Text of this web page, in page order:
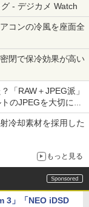
- デジカメ Watch
コンの冷風を座面全
閉で保冷効果が高い
「RAW＋JPEG派」
のJPEGを大切にす
冷却素材を採用した
もっと見る
3」「NEO iDSD